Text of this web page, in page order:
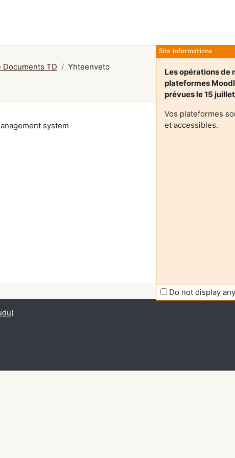
Site informations
Les opérations de
plateformes
prévues le 15
Vos plateformes
et accessibles.
Do not display
Documents TD Yhteenveto
system
)